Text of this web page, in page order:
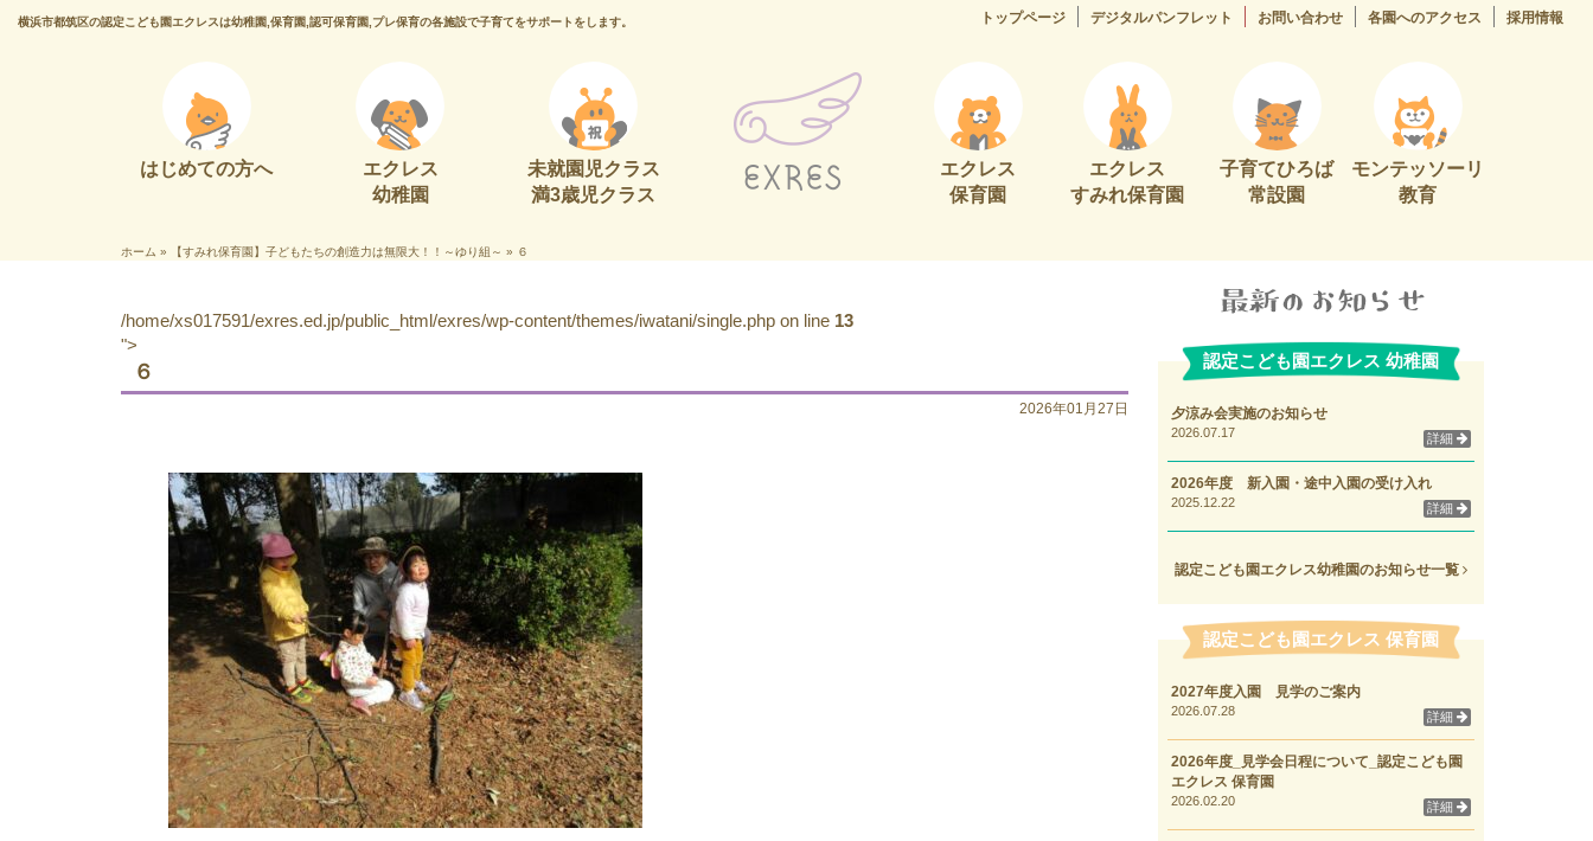
横浜市都筑区の認定こども園エクレスは幼稚園,保育園,認可保育園,プレ保育の各施設で子育てをサポートをします。 トップページ デジタルパンフレット お問い合わせ 各園へのアクセス 採用情報
はじめての方へ
エクレス
幼稚園
未就園児クラス
満3歳児クラス
エクレス
保育園
エクレス
すみれ保育園
子育てひろば
常設園
モンテッソーリ
教育
ホーム » 【すみれ保育園】子どもたちの創造力は無限大！！～ゆり組～ » ６
/home/xs017591/exres.ed.jp/public_html/exres/wp-content/themes/iwatani/single.php on line 13
">
６
2026年01月27日
認定こども園エクレス 幼稚園
夕涼み会実施のお知らせ
2026.07.17 詳細
2026年度 新入園・途中入園の受け入れ
2025.12.22 詳細
認定こども園エクレス幼稚園のお知らせ一覧
認定こども園エクレス 保育園
2027年度入園 見学のご案内
2026.07.28 詳細
2026年度_見学会日程について_認定こども園
エクレス 保育園
2026.02.20 詳細